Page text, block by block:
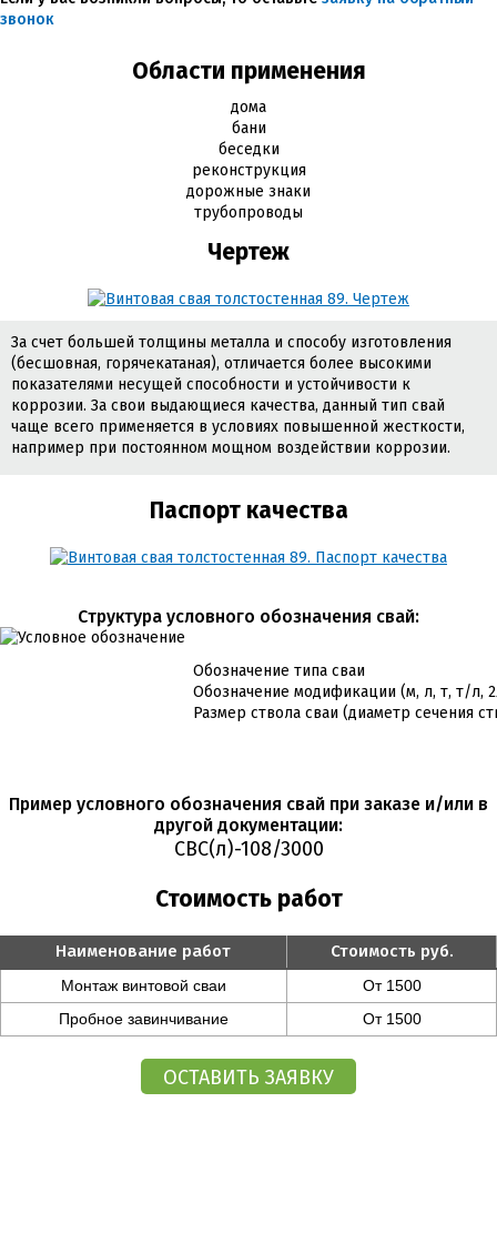
звонок
Области применения
дома
бани
беседки
реконструкция
дорожные знаки
трубопроводы
Чертеж
За счет большей толщины металла и способу изготовления
(бесшовная, горячекатаная), отличается более высокими
показателями несущей способности и устойчивости к
коррозии. За свои выдающиеся качества, данный тип свай
чаще всего применяется в условиях повышенной жесткости,
например при постоянном мощном воздействии коррозии.
Паспорт качества
Cтруктура условного обозначения свай:
Обозначение типа сваи
Обозначение модификации (м, л, т, т/л,
Размер ствола сваи (диаметр сечения
Пример условного обозначения свай при заказе и/или в
другой документации:
СВС(л)-108/3000
Стоимость работ
Наименование работ Стоимость руб.
Монтаж винтовой сваи
От 1500
Пробное завинчивание
От 1500